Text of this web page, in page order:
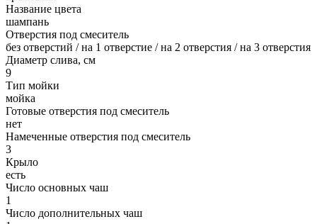
Название цвета
шампань
Отверстия под смеситель
без отверстий / на 1 отверстие / на 2 отверстия / на 3 отверстия
Диаметр слива, см
9
Тип мойки
мойка
Готовые отверстия под смеситель
нет
Намеченные отверстия под смеситель
3
Крыло
есть
Число основных чаш
1
Число дополнительных чаш